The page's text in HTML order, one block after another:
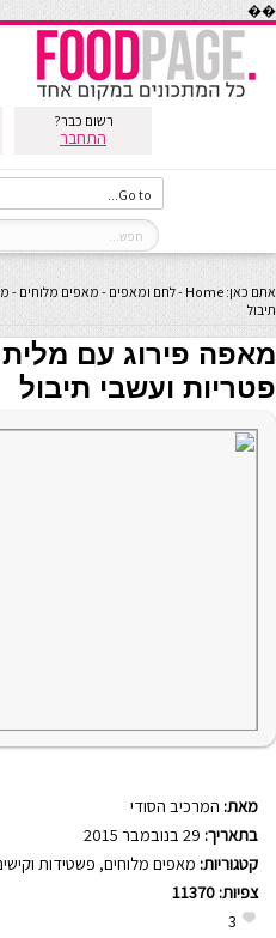
��
רשום כבר?
התחבר
אתם כאן: Home
-לחם ומאפים - מאפים מלוחים -
תיבול
מאפה פירוג עם
פטריות ועשבי תיבול
מאת: המרכיב הסודי
בתאריך:
קטגוריות: מאפים מלוחים, פשטידות
צפיות: 11370
3